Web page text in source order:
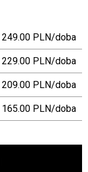
249.00 PLN/doba
229.00 PLN/doba
209.00 PLN/doba
165.00 PLN/doba